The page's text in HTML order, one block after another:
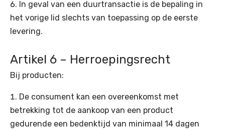
In geval van een duurtransactie is de bepaling in
het vorige lid slechts van toepassing op de eerste
levering.
Artikel 6 – Herroepingsrecht
Bij producten:
De consument kan een overeenkomst met
betrekking tot de aankoop van een product
gedurende een bedenktijd van minimaal 14 dagen